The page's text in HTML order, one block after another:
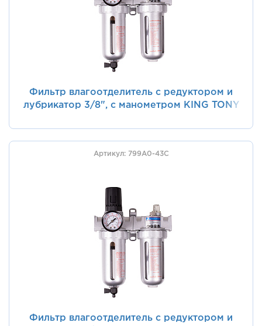
Фильтр влагоотделитель с редуктором и
лубрикатор 3/8", с манометром KING TONY
Артикул: 799A0-43C
Фильтр влагоотделитель с редуктором и